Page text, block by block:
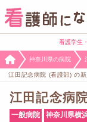
看護学生
神奈川県の病院
江田記念病院 (看護部) の新
江田記念病
一般病院 神奈川県横